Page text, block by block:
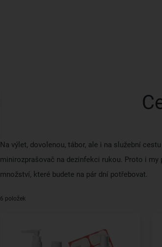
Na výlet, dovolenou, tábor, ale i na služební
minirozprašovač na dezinfekci rukou. Proto i
množství, které budete na pár dní potřebovat.
6 položek